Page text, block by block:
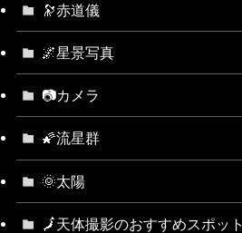
🔭赤道儀
🌌星景写真
📷カメラ
🌠流星群
🌞太陽
🗾天体撮影のおすすめスポット